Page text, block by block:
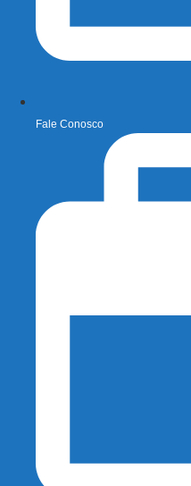
Fale Conosco